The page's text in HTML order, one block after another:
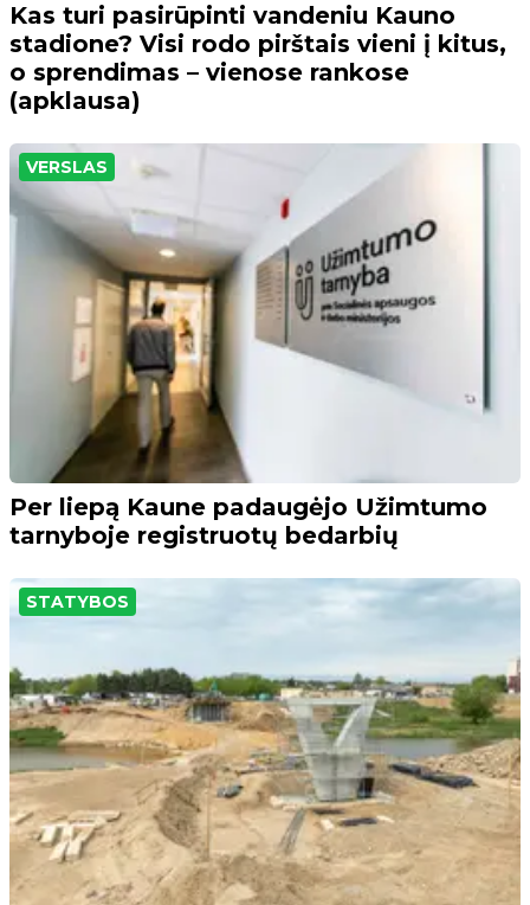
Kas turi pasirūpinti vandeniu Kauno
stadione? Visi rodo pirštais vieni į kitus,
o sprendimas – vienose rankose
(apklausa)
VERSLAS
Per liepą Kaune padaugėjo Užimtumo
tarnyboje registruotų bedarbių
STATYBOS